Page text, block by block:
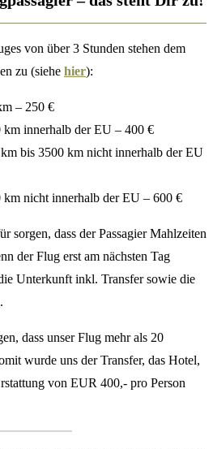
von über 3 Stunden stehen dem
zu (siehe hier):
– 250 €
innerhalb der EU – 400 €
bis 3500 km nicht innerhalb der EU
nicht innerhalb der EU – 600 €
sorgen, dass der Passagier Mahlzeiten
der Flug erst am nächsten Tag
Unterkunft inkl. Transfer sowie die
dass unser Flug mehr als 20
wurde uns der Transfer, das Hotel,
von EUR 400,- pro Person